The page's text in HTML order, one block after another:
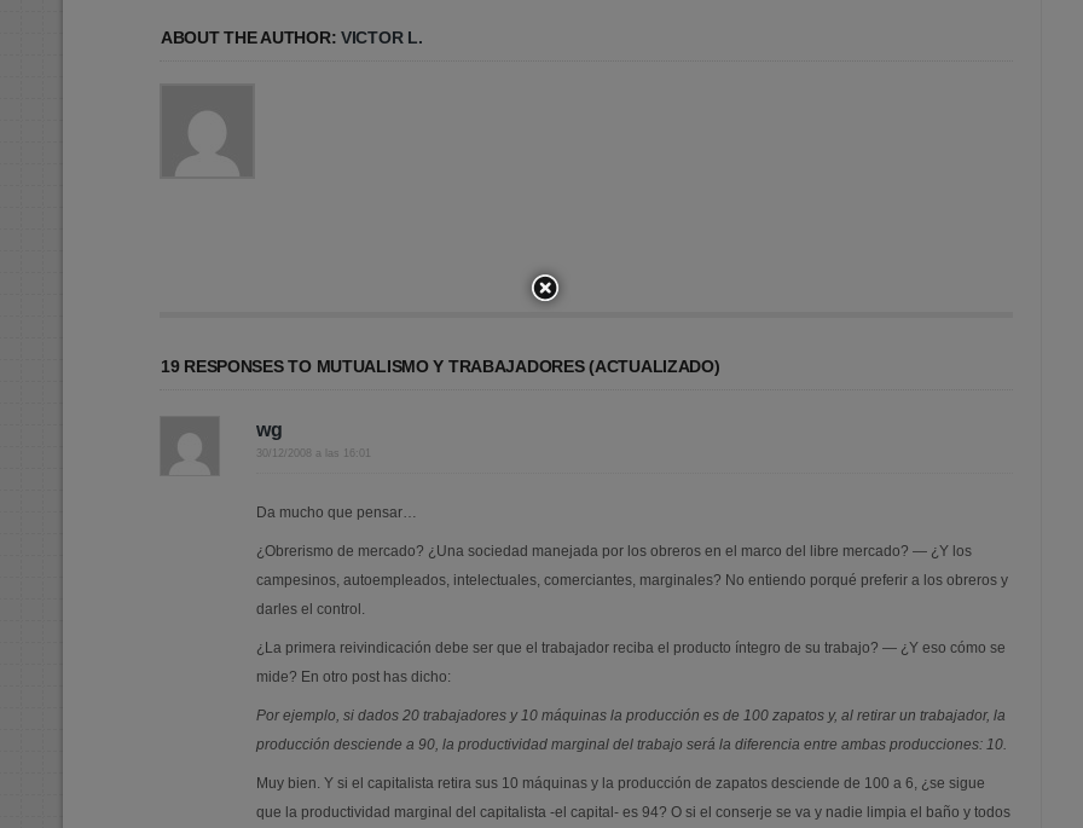
ABOUT THE AUTHOR: VICTOR L.
19 RESPONSES TO MUTUALISMO Y TRABAJADORES (ACTUALIZADO)
wg
30/12/2008 a las 16:01
Da mucho que pensar…
¿Obrerismo de mercado? ¿Una sociedad manejada por los obreros en el marco del libre mercado? — ¿Y los
campesinos, autoempleados, intelectuales, comerciantes, marginales? No entiendo porqué preferir a los obreros y
darles el control.
¿La primera reivindicación debe ser que el trabajador reciba el producto íntegro de su trabajo? — ¿Y eso cómo se
mide? En otro post has dicho:
Por ejemplo, si dados 20 trabajadores y 10 máquinas la producción es de 100 zapatos y, al retirar un trabajador, la
producción desciende a 90, la productividad marginal del trabajo será la diferencia entre ambas producciones: 10.
Muy bien. Y si el capitalista retira sus 10 máquinas y la producción de zapatos desciende de 100 a 6, ¿se sigue
que la productividad marginal del capitalista -el capital- es 94? O si el conserje se va y nadie limpia el baño y todos